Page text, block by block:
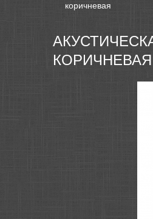
коричневая
КОРИЧНЕВАЯ